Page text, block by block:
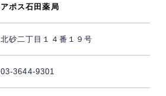
アポス石田薬局
北砂二丁目１４番１９号
03-3644-9301